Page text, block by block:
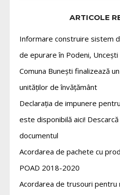
ARTICOLE
Informare construire sistem
de epurare în Podeni, Uncești
Comuna Bunești finalizează
unităților de învățământ
Declarația de impunere
este disponibilă aici!
documentul
Acordarea de pachete cu
POAD 2018-2020
Acordarea de trusouri pentru